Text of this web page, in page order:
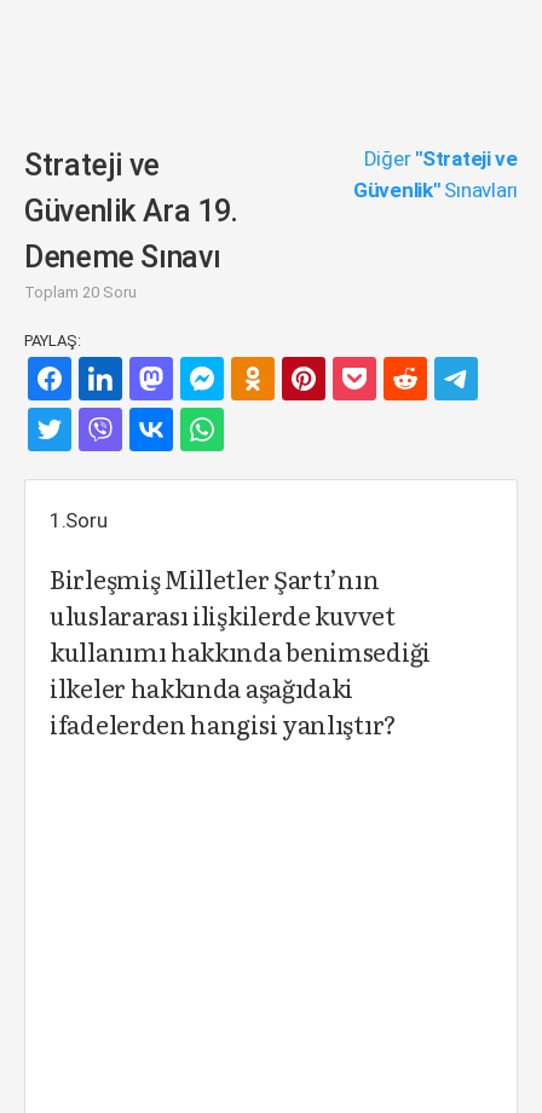
Strateji ve
Güvenlik Ara 19.
Deneme Sınavı
Toplam 20 Soru
Diğer "Strateji ve
Güvenlik"Sınavları
PAYLAŞ:
1.Soru
Birleşmiş Milletler Şartı’nın
uluslararası ilişkilerde kuvvet
kullanımı hakkında benimsediği
ilkeler hakkında aşağıdaki
ifadelerden hangisi yanlıştır?